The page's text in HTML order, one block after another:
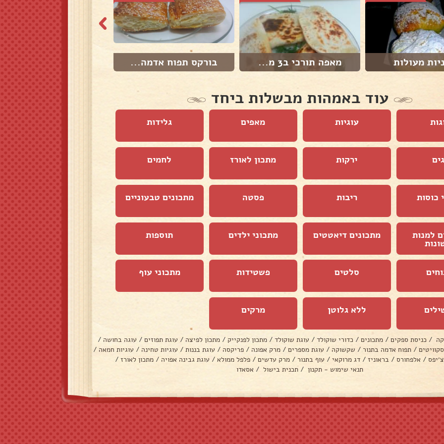
מעולות מאפה תורכי ב3 מ... בורקס תפוח אדמה...
עוד באמהות מבשלות ביחד
עוגיות מאפים גלידות
ירקות מתכון לאורז לחמים
כוסות ריבות פסטה מתכונים טבעוניים
למנות מתכונים דיאטטים מתכוני ילדים תוספות
סלטים פשטידות מתכוני עוף
ללא גלוטן מרקים
/ כניסת ספקים / מתכונים / כדורי שוקולד / עוגת שוקולד / מתכון לפנקייק / מתכון לפיצה / עוגת תפוזים / עוגה בחושה /
/ תפוח אדמה בתנור / שקשוקה / עוגת מספרים / מרק אפונה / פריקסה / עוגת בננות / עוגיות טחינה / עוגיות חמאה /
/ אלפחורס / בראוניז / דג מרוקאי / עוף בתנור / מרק עדשים / פלפל ממולא / עוגת גבינה אפויה / מתכון לאורז /
תנאי שימוש - תקנון / תכנית בישול / אסאדו